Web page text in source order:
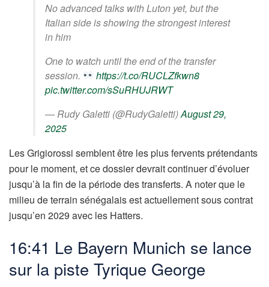
No advanced talks with Luton yet, but the
Italian side is showing the strongest interest
in him
One to watch until the end of the transfer
session.
https://t.co/RUCLZfkwn8
pic.twitter.com/sSuRHUJRWT
— Rudy Galetti (@RudyGaletti)August 29,
2025
Les Grigiorossi semblent être les plus fervents prétendants
pour le moment, et ce dossier devrait continuer d’évoluer
jusqu’à la fin de la période des transferts. A noter que le
milieu de terrain sénégalais est actuellement sous contrat
jusqu’en 2029 avec les Hatters.
16:41 Le Bayern Munich se lance
sur la piste Tyrique George